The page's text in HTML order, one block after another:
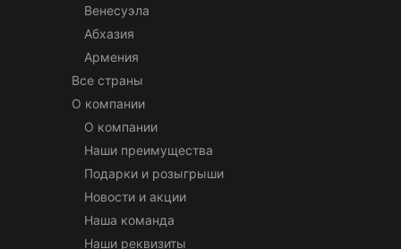
Венесуэла
Абхазия
Армения
Все страны
О компании
О компании
Наши преимущества
Подарки и розыгрыши
Новости и акции
Наша команда
Наши реквизиты